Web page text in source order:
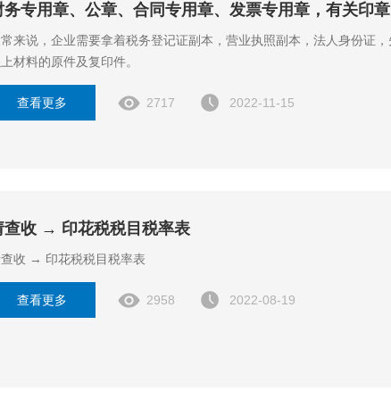
务专用章、公章、合同专用章、发票专用章，有关印
来说，企业需要拿着税务登记证副本，营业执照副本，法人身份证
材料的原件及复印件。
查看更多 2717 2022-11-15
查收 → 印花税税目税率表
收 → 印花税税目税率表
查看更多 2958 2022-08-19